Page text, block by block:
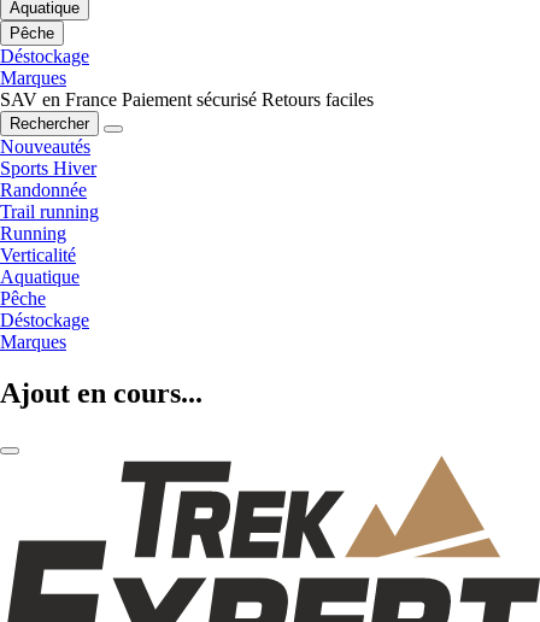
Aquatique
Pêche
Déstockage
Marques
SAV en France Paiement sécurisé Retours faciles
Rechercher
Nouveautés
Sports Hiver
Randonnée
Trail running
Running
Verticalité
Aquatique
Pêche
Déstockage
Marques
Ajout en cours...